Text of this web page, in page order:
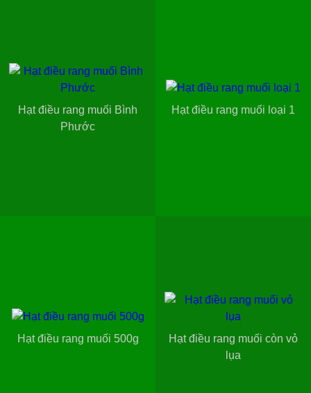
Hạt điều rang muối Bình
Phước
Hạt điều rang muối loại 1
Hạt điều rang muối 500g
Hạt điều rang muối còn vỏ
lụa